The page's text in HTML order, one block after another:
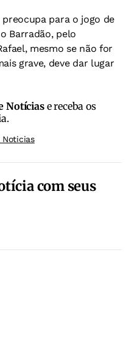
para o jogo de
Barradão, pelo
mesmo se não for
grave, deve dar lugar
Notíciase receba os
Noticias
com seus